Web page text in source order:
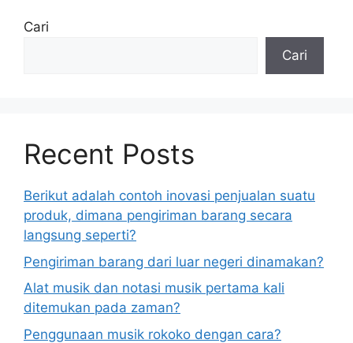
Cari
Cari
Recent Posts
Berikut adalah contoh inovasi penjualan suatu
produk, dimana pengiriman barang secara
langsung seperti?
Pengiriman barang dari luar negeri dinamakan?
Alat musik dan notasi musik pertama kali
ditemukan pada zaman?
Penggunaan musik rokoko dengan cara?